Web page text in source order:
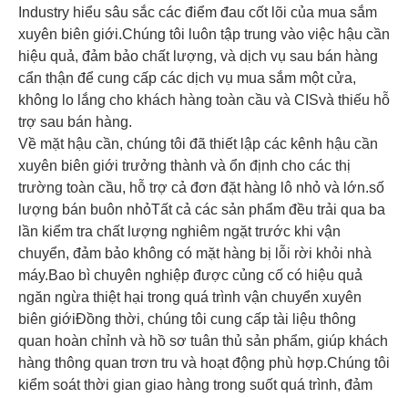
Industry hiểu sâu sắc các điểm đau cốt lõi của mua sắm
xuyên biên giới.Chúng tôi luôn tập trung vào việc hậu cần
hiệu quả, đảm bảo chất lượng, và dịch vụ sau bán hàng
cẩn thận để cung cấp các dịch vụ mua sắm một cửa,
không lo lắng cho khách hàng toàn cầu và CISvà thiếu hỗ
trợ sau bán hàng.
Về mặt hậu cần, chúng tôi đã thiết lập các kênh hậu cần
xuyên biên giới trưởng thành và ổn định cho các thị
trường toàn cầu, hỗ trợ cả đơn đặt hàng lô nhỏ và lớn.số
lượng bán buôn nhỏTất cả các sản phẩm đều trải qua ba
lần kiểm tra chất lượng nghiêm ngặt trước khi vận
chuyển, đảm bảo không có mặt hàng bị lỗi rời khỏi nhà
máy.Bao bì chuyên nghiệp được củng cố có hiệu quả
ngăn ngừa thiệt hại trong quá trình vận chuyển xuyên
biên giớiĐồng thời, chúng tôi cung cấp tài liệu thông
quan hoàn chỉnh và hồ sơ tuân thủ sản phẩm, giúp khách
hàng thông quan trơn tru và hoạt động phù hợp.Chúng tôi
kiểm soát thời gian giao hàng trong suốt quá trình, đảm